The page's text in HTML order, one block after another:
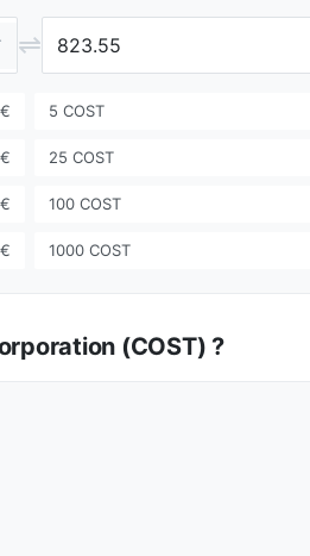
⇌
5 COST
25 COST
100 COST
1000 COST
(COST) ?